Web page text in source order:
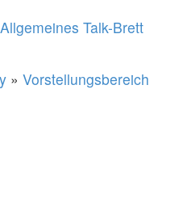
Allgemeines Talk-Brett
» Vorstellungsbereich